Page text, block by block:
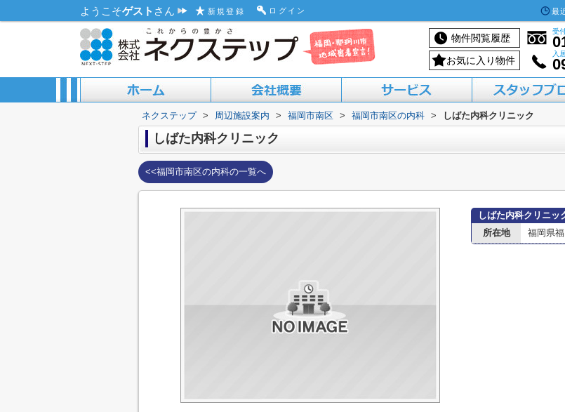
ようこそゲスト さん 新規登録 ログイン 最
物件閲覧履歴
受
お気に入り物件
入
ABOUT US
ACCESS MAP 買いたい方へ
借りたい方へ
売りたい方へ
貸したい方へ
活用したい方へ
ネクステップ > 周辺施設案内 > 福岡市南区 > 福岡市南区の内科 > しばた内科クリニック
しばた内科クリニック
<<福岡市南区の内科の一覧へ
しばた内科クリニッ
所在地
福岡県